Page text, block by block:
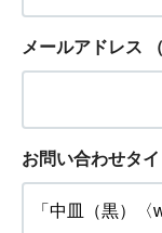
メールアドレス
お問い合わせタ